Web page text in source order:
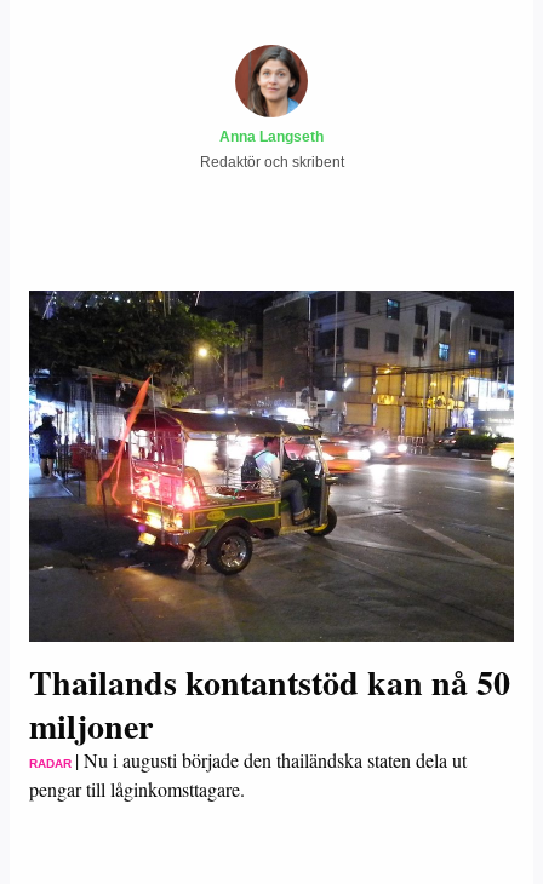
Anna Langseth
Redaktör och skribent
Thailands kontantstöd kan nå 50
miljoner
RADAR |Nu i augusti började den thailändska staten dela ut
pengar till låginkomsttagare.